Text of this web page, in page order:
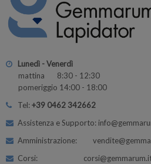
Lunedì - Venerdì
mattina 8:30 - 12:30
pomeriggio 14:00 - 18:00
Tel:+39 0462 342662
Assistenza e Supporto:
Amministrazione:
Corsi: